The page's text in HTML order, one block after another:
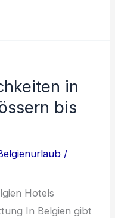
in
bis
/
Hotels
In Belgien gibt